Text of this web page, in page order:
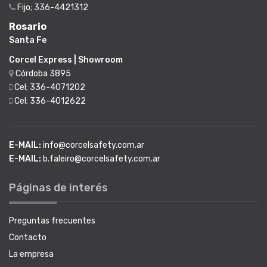
Fijo; 336-4421312
Rosario
Santa Fe
Corcel Express | Showroom
Córdoba 3895
Cel; 336-4071202
Cel; 336-4012622
E-MAIL: info@corcelsafety.com.ar
E-MAIL: b.faleiro@corcelsafety.com.ar
Páginas de interés
Preguntas frecuentes
Contacto
La empresa